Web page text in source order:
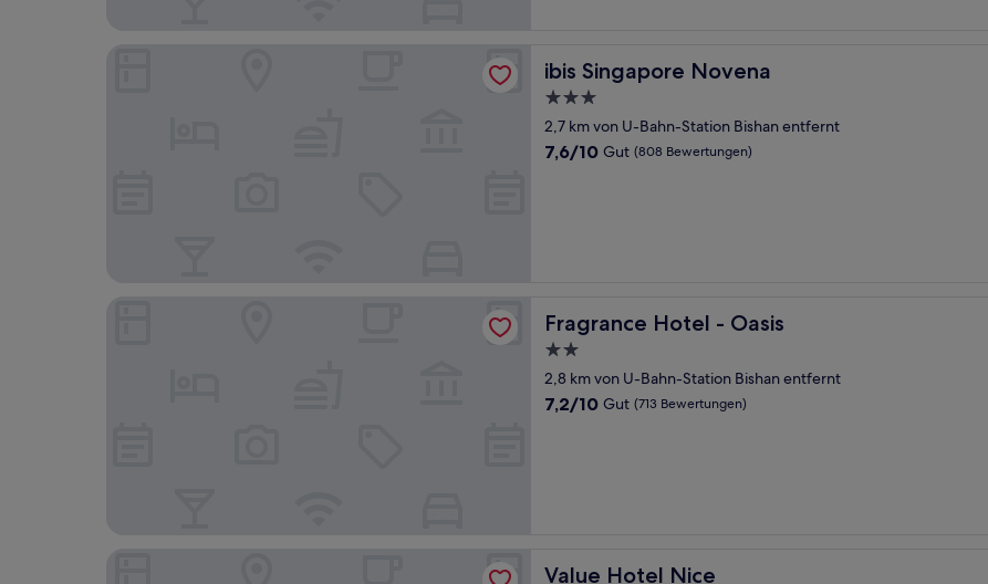
ibis Singapore Novena
ibis Singapore Novena
3.0-
Sterne-
Unterkunft
2,7 km von U-Bahn-Station Bishan entfernt
7.6
7,6/10 Gut (808 Bewertungen)
Fragrance Hotel - Oasis
Fragrance Hotel - Oasis
2.0-
Sterne-
Unterkunft
2,8 km von U-Bahn-Station Bishan entfernt
7.2
7,2/10 Gut (713 Bewertungen)
Value Hotel Nice
Value Hotel Nice